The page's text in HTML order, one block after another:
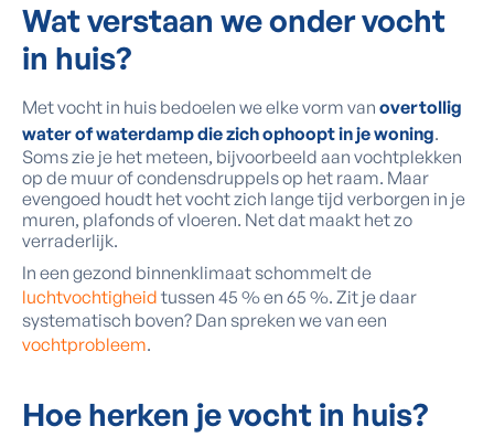
Wat verstaan we onder vocht
in huis?
Met vocht in huis bedoelen we elke vorm van overtollig
water of waterdamp die zich ophoopt in je woning.
Soms zie je het meteen, bijvoorbeeld aan vochtplekken
op de muur of condensdruppels op het raam. Maar
evengoed houdt het vocht zich lange tijd verborgen in je
muren, plafonds of vloeren. Net dat maakt het zo
verraderlijk.
In een gezond binnenklimaat schommelt de
luchtvochtigheid tussen 45 % en 65 %. Zit je daar
systematisch boven? Dan spreken we van een
vochtprobleem.
Hoe herken je vocht in huis?